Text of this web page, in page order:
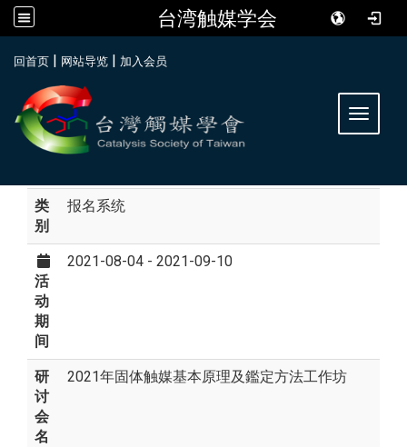
台湾触媒学会
回首页 | 网站导览 | 加入会员
Toggle
类
别
报名系统
活
动
期
间
2021-08-04 - 2021-09-10
研
讨
会
名
2021年固体触媒基本原理及鑑定方法工作坊